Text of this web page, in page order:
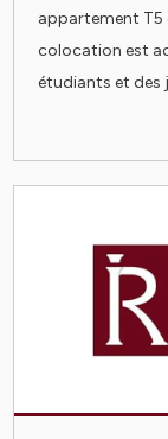
appartement T5
colocation est
étudiants et des